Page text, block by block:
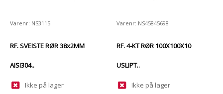
Varenr: NS3115
RF. SVEISTE RØR 38x2MM
AISI304..
Ikke på lager
Varenr: NS45845698
RF. 4-KT RØR 100X100X10
USLIPT..
Ikke på lager